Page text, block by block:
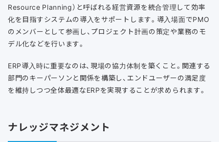
Resource Planning）と呼ばれる経営資源を統合管理して効率
化を目指すシステムの導入をサポートします。導入場面でPMO
のメンバーとして参画し、プロジェクト計画の策定や業務のモ
デル化などを行います。
ERP導入時に重要なのは、現場の協力体制を築くこと。関連する
部門のキーパーソンと関係を構築し、エンドユーザーの満足度
を維持しつつ全体最適なERPを実現することが求められます。
ナレッジマネジメント